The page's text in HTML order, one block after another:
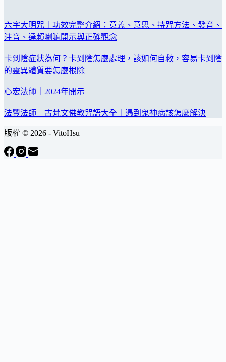
六字大明咒｜功效完整介紹：意義、意思、持咒方法、發音、
注音、達賴喇嘛開示與正確觀念
卡到陰症狀為何？卡到陰怎麼處理，該如何自救，容易卡到陰
的靈異體質要怎麼根除
心宏法師｜2024年開示
法豐法師 – 古梵文佛教咒語大全｜遇到鬼神病該怎麼解決
版權 © 2026 - VitoHsu